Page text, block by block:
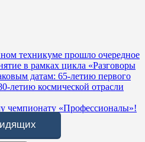
техникуме прошло очередное
в рамках цикла «Разговоры
датам: 65-летию первого
летию космической отрасли
чемпионату «Профессионалы»!